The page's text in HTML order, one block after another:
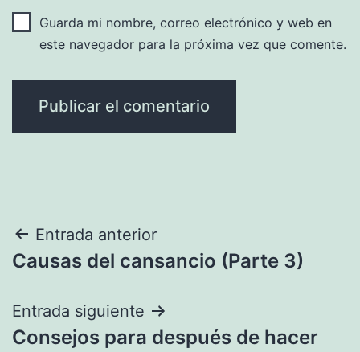
Guarda mi nombre, correo electrónico y web en
este navegador para la próxima vez que comente.
Navegación
de
entradas
Entrada anterior
Causas del cansancio (Parte 3)
Entrada siguiente
Consejos para después de hacer